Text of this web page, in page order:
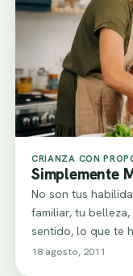
CRIANZA CON
Simplemente
No son tus
familiar, tu
sentido, lo que te
18 agosto, 2011